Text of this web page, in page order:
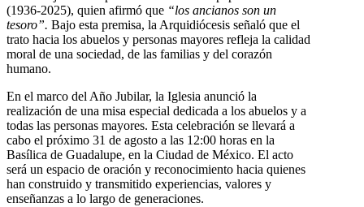
(1936-2025), quien afirmó que “los ancianos son un
tesoro”. Bajo esta premisa, la Arquidiócesis señaló que el
trato hacia los abuelos y personas mayores refleja la calidad
moral de una sociedad, de las familias y del corazón
humano.
En el marco del Año Jubilar, la Iglesia anunció la
realización de una misa especial dedicada a los abuelos y a
todas las personas mayores. Esta celebración se llevará a
cabo el próximo 31 de agosto a las 12:00 horas en la
Basílica de Guadalupe, en la Ciudad de México. El acto
será un espacio de oración y reconocimiento hacia quienes
han construido y transmitido experiencias, valores y
enseñanzas a lo largo de generaciones.